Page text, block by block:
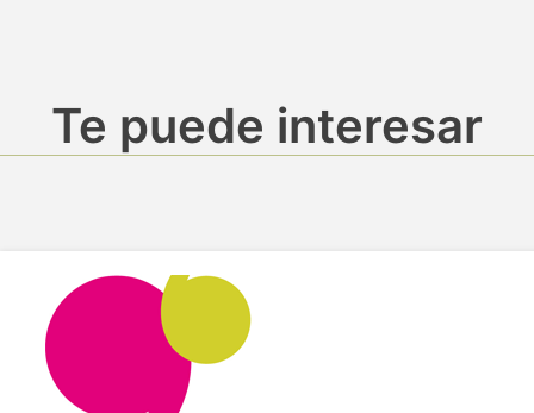
Te puede interesar